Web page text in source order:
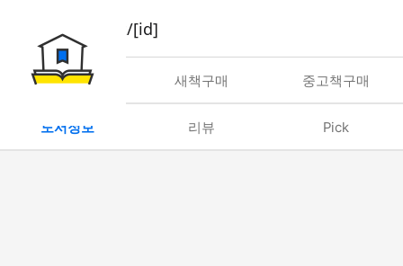
book/rent/[id]
대여 새책구매 중고책구매
도서정보 리뷰 Pick